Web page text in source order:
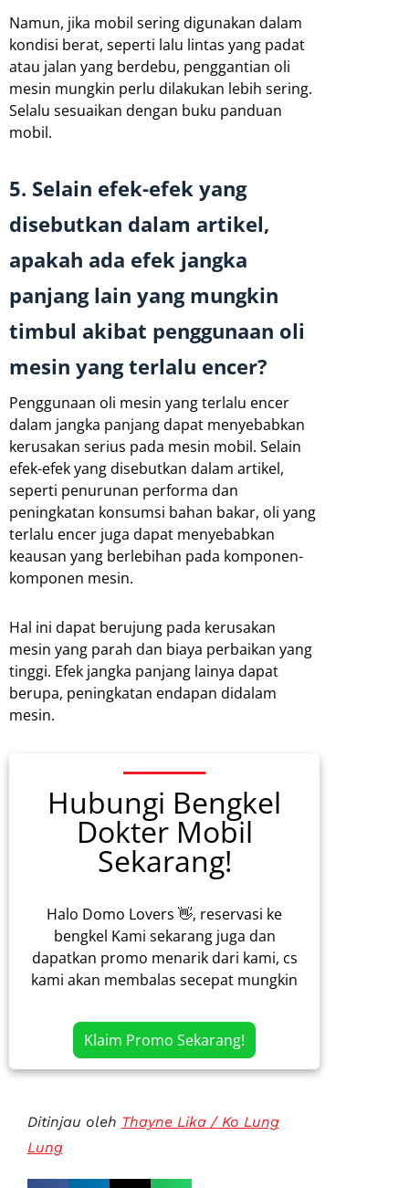
Namun, jika mobil sering digunakan dalam
kondisi berat, seperti lalu lintas yang padat
atau jalan yang berdebu, penggantian oli
mesin mungkin perlu dilakukan lebih sering.
Selalu sesuaikan dengan buku panduan
mobil.
5. Selain efek-efek yang
disebutkan dalam artikel,
apakah ada efek jangka
panjang lain yang mungkin
timbul akibat penggunaan oli
mesin yang terlalu encer?
Penggunaan oli mesin yang terlalu encer
dalam jangka panjang dapat menyebabkan
kerusakan serius pada mesin mobil. Selain
efek-efek yang disebutkan dalam artikel,
seperti penurunan performa dan
peningkatan konsumsi bahan bakar, oli yang
terlalu encer juga dapat menyebabkan
keausan yang berlebihan pada komponen-
komponen mesin.
Hal ini dapat berujung pada kerusakan
mesin yang parah dan biaya perbaikan yang
tinggi. Efek jangka panjang lainya dapat
berupa, peningkatan endapan didalam
mesin.
Hubungi Bengkel
Dokter Mobil
Sekarang!
Halo Domo Lovers 👋, reservasi ke
bengkel Kami sekarang juga dan
dapatkan promo menarik dari kami, cs
kami akan membalas secepat mungkin
Klaim Promo Sekarang!
Ditinjau oleh Thayne Lika / Ko Lung
Lung